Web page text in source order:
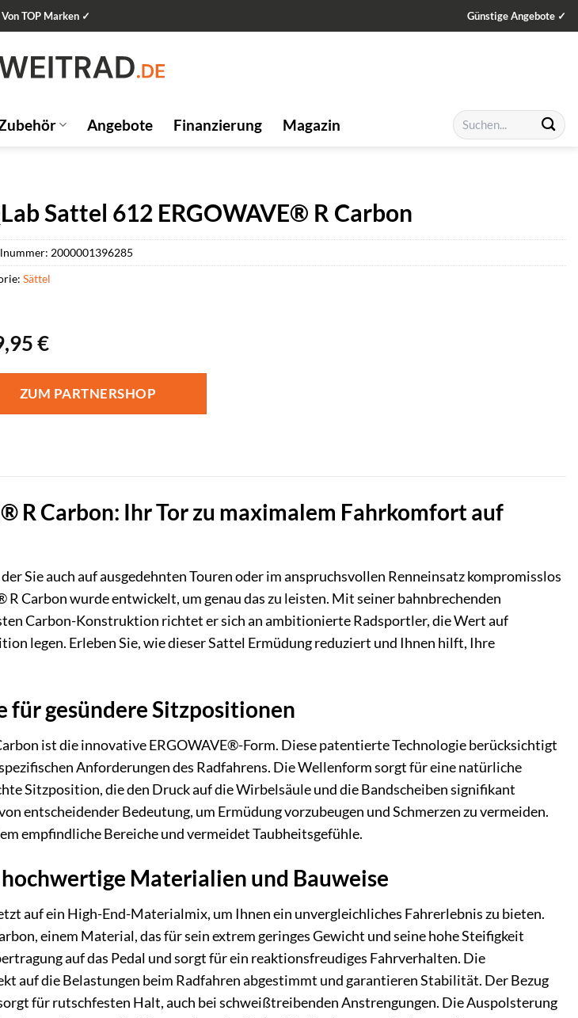
Von TOP Marken ✓ Günstige Angebote ✓
Angebote Finanzierung Magazin
Suchen
nach:
Sattel 612 ERGOWAVE® R Carbon
€
ZUM PARTNERSHOP
2000001396285
Sättel
R Carbon: Ihr Tor zu maximalem Fahrkomfort auf
Sie auch auf ausgedehnten Touren oder im anspruchsvollen Renneinsatz kompromisslos
R Carbon wurde entwickelt, um genau das zu leisten. Mit seiner bahnbrechenden
Carbon-Konstruktion richtet er sich an ambitionierte Radsportler, die Wert auf
legen. Erleben Sie, wie dieser Sattel Ermüdung reduziert und Ihnen hilft, Ihre
für gesündere Sitzpositionen
ist die innovative ERGOWAVE®-Form. Diese patentierte Technologie berücksichtigt
Anforderungen des Radfahrens. Die Wellenform sorgt für eine natürliche
Sitzposition, die den Druck auf die Wirbelsäule und die Bandscheiben signifikant
entscheidender Bedeutung, um Ermüdung vorzubeugen und Schmerzen zu vermeiden.
empfindliche Bereiche und vermeidet Taubheitsgefühle.
Materialien und Bauweise
auf ein High-End-Materialmix, um Ihnen ein unvergleichliches Fahrerlebnis zu bieten.
einem Material, das für sein extrem geringes Gewicht und seine hohe Steifigkeit
auf das Pedal und sorgt für ein reaktionsfreudiges Fahrverhalten. Die
auf die Belastungen beim Radfahren abgestimmt und garantieren Stabilität. Der Bezug
für rutschfesten Halt, auch bei schweißtreibenden Anstrengungen. Die Auspolsterung